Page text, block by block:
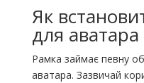
Як
для аватара
Рамка займає певну
аватара. Зазвичай